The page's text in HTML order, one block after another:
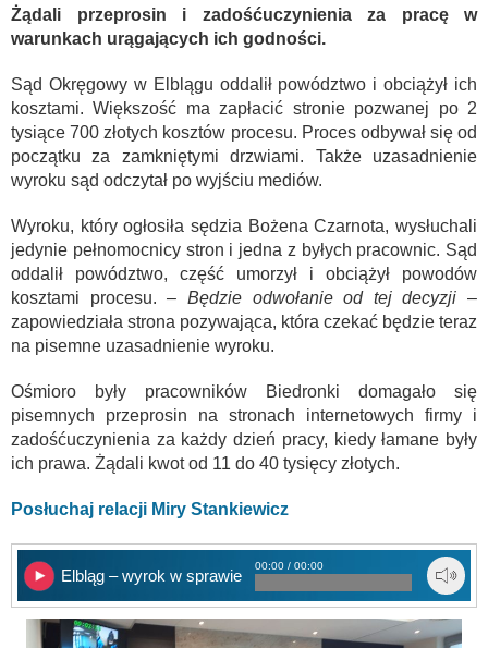
Żądali przeprosin i zadośćuczynienia za pracę w
warunkach urągających ich godności.
Sąd Okręgowy w Elblągu oddalił powództwo i obciążył ich
kosztami. Większość ma zapłacić stronie pozwanej po 2
tysiące 700 złotych kosztów procesu. Proces odbywał się od
początku za zamkniętymi drzwiami. Także uzasadnienie
wyroku sąd odczytał po wyjściu mediów.
Wyroku, który ogłosiła sędzia Bożena Czarnota, wysłuchali
jedynie pełnomocnicy stron i jedna z byłych pracownic. Sąd
oddalił powództwo, część umorzył i obciążył powodów
kosztami procesu.– Będzie odwołanie od tej decyzji –
zapowiedziała strona pozywająca, która czekać będzie teraz
na pisemne uzasadnienie wyroku.
Ośmioro były pracowników Biedronki domagało się
pisemnych przeprosin na stronach internetowych firmy i
zadośćuczynienia za każdy dzień pracy, kiedy łamane były
ich prawa. Żądali kwot od 11 do 40 tysięcy złotych.
Posłuchaj relacji Miry Stankiewicz
Elbląg – wyrok w sprawie Biedronki
00:00 / 00:00